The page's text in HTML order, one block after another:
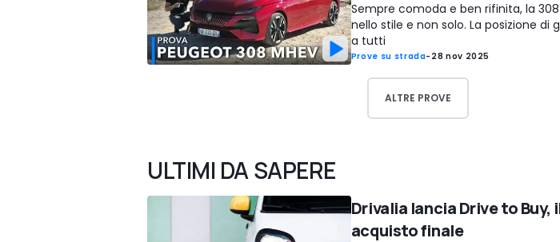
Sempre comoda e ben rifinita, la
nello stile e non solo. La posizione di
a tutti
Prove su strada- 28 nov 2025
ALTRE PROVE
ULTIMI DA SAPERE
Drivalia lancia Drive to Buy,
acquisto finale